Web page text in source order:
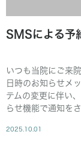
SMSによる予
いつも当院にご来
日時のお知らせメ
テムの変更に伴い
らせ機能で通知を
2025.10.01